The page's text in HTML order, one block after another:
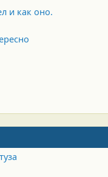
и как оно.